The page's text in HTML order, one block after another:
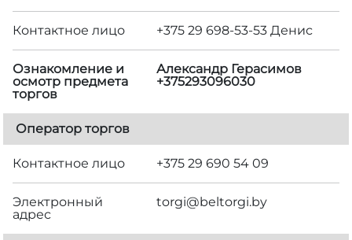
Контактное лицо +375 29 698-53-53 Денис
Ознакомление и
осмотр предмета
торгов
Александр Герасимов
+375293096030
Оператор торгов
Контактное лицо +375 29 690 54 09
Электронный
адрес
torgi@beltorgi.by